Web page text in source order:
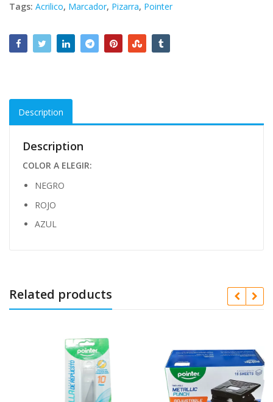
Tags: Acrilico, Marcador, Pizarra, Pointer
Description
Description
COLOR A ELEGIR:
NEGRO
ROJO
AZUL
Related products